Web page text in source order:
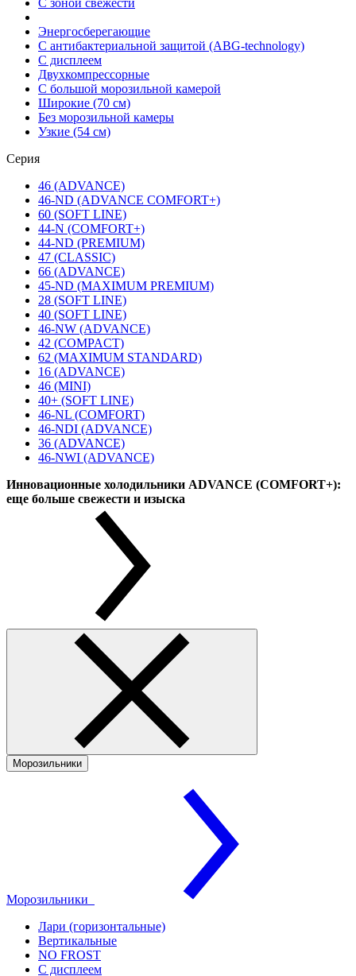
С зоной свежести
Энергосберегающие
С антибактериальной защитой (ABG-technology)
С дисплеем
Двухкомпрессорные
С большой морозильной камерой
Широкие (70 см)
Без морозильной камеры
Узкие (54 см)
Серия
46 (ADVANCE)
46-ND (ADVANCE COMFORT+)
60 (SOFT LINE)
44-N (COMFORT+)
44-ND (PREMIUM)
47 (CLASSIC)
66 (ADVANCE)
45-ND (MAXIMUM PREMIUM)
28 (SOFT LINE)
40 (SOFT LINE)
46-NW (ADVANCE)
42 (COMPACT)
62 (MAXIMUM STANDARD)
16 (ADVANCE)
46 (MINI)
40+ (SOFT LINE)
46-NL (COMFORT)
46-NDI (ADVANCE)
36 (ADVANCE)
46-NWI (ADVANCE)
Инновационные холодильники ADVANCE (COMFORT+):
еще больше свежести и изыска
Морозильники
Морозильники
Лари (горизонтальные)
Вертикальные
NO FROST
С дисплеем